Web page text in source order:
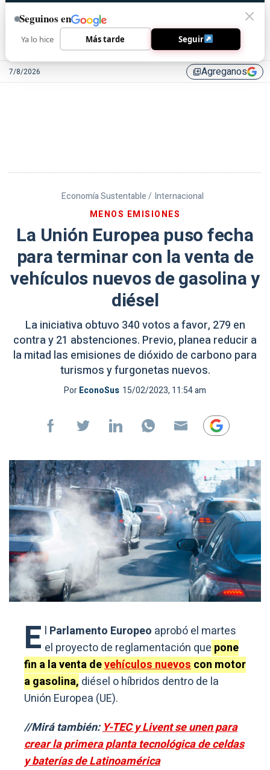
7/8/2026 library_addAgreganos
Economía Sustentable / Internacional
MENOS EMISIONES
La Unión Europea puso fecha
para terminar con la venta de
vehículos nuevos de gasolina y
diésel
La iniciativa obtuvo 340 votos a favor, 279 en
contra y 21 abstenciones. Previo, planea reducir a
la mitad las emisiones de dióxido de carbono para
turismos y furgonetas nuevos.
PorEconoSus 15/02/2023, 11:54 am
E l Parlamento Europeo aprobó el martes
el proyecto de reglamentación que pone
fin a la venta devehículos nuevoscon motor
a gasolina, diésel o híbridos dentro de la
Unión Europea (UE).
//Mirá también:Y-TEC y Livent se unen para
crear la primera planta tecnológica de celdas
y baterías de Latinoamérica
Seguinos en
Ya lo hice Más tarde Seguir